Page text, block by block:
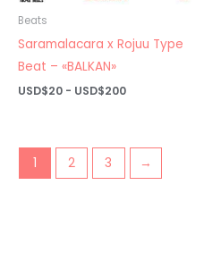
Beats
Saramalacara x Rojuu Type
Beat – «BALKAN»
USD$20 - USD$200Rango
USD$20
hasta
USD$200
1 2 3 →